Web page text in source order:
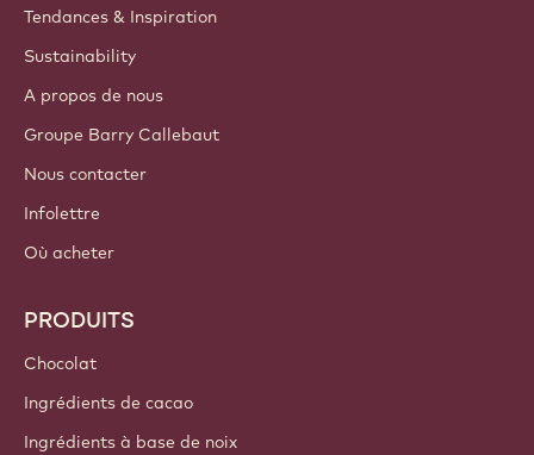
Tendances & Inspiration
Sustainability
A propos de nous
Groupe Barry Callebaut
Nous contacter
Infolettre
Où acheter
PRODUITS
Chocolat
Ingrédients de cacao
Ingrédients à base de noix